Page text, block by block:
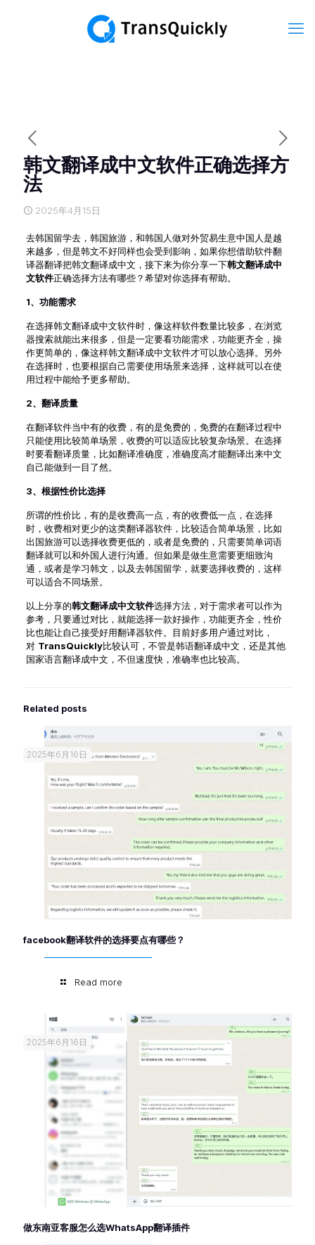
韩文翻译成中文软件正确选择方
法
2025年4月15日
去韩国留学去，韩国旅游，和韩国人做对外贸易生意中国人是越
来越多，但是韩文不好同样也会受到影响，如果你想借助软件翻
译器翻译把韩文翻译成中文，接下来为你分享一下韩文翻译成中
文软件正确选择方法有哪些？希望对你选择有帮助。
1、 功能需求
在选择韩文翻译成中文软件时，像这样软件数量比较多，在浏览
器搜索就能出来很多，但是一定要看功能需求，功能更齐全，操
作更简单的，像这样韩文翻译成中文软件才可以放心选择。另外
在选择时，也要根据自己需要使用场景来选择，这样就可以在使
用过程中能给予更多帮助。
2、 翻译质量
在翻译软件当中有的收费，有的是免费的，免费的在翻译过程中
只能使用比较简单场景，收费的可以适应比较复杂场景。在选择
时要看翻译质量，比如翻译准确度，准确度高才能翻译出来中文
自己能做到一目了然。
3、 根据性价比选择
所谓的性价比，有的是收费高一点，有的收费低一点，在选择
时，收费相对更少的这类翻译器软件，比较适合简单场景，比如
出国旅游可以选择收费更低的，或者是免费的，只需要简单词语
翻译就可以和外国人进行沟通。但如果是做生意需要更细致沟
通，或者是学习韩文，以及去韩国留学，就要选择收费的，这样
可以适合不同场景。
以上分享的韩文翻译成中文软件选择方法，对于需求者可以作为
参考，只要通过对比，就能选择一款好操作，功能更齐全，性价
比也能让自己接受好用翻译器软件。目前好多用户通过对比，
对 TransQuickly比较认可，不管是韩语翻译成中文，还是其他
国家语言翻译成中文，不但速度快，准确率也比较高。
Related posts
2025年6月16日
facebook翻译软件的选择要点有哪些？
Read more
2025年6月16日
做东南亚客服怎么选WhatsApp翻译插件